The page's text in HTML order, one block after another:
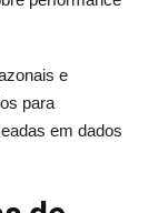
e
para
em dados